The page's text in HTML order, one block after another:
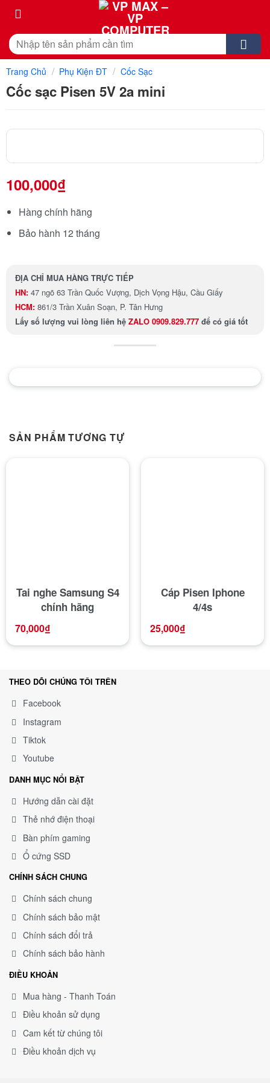
Skip
content
Tìm
kiếm:
Trang Chủ / Phụ Kiện ĐT / Cốc Sạc
Cốc sạc Pisen 5V 2a mini
100,000₫
Hàng chính hãng
Bảo hành 12 tháng
ĐỊA CHỈ MUA HÀNG TRỰC TIẾP
HN:47 ngõ 63 Trần Quốc Vượng, Dịch Vọng Hậu, Cầu Giấy
HCM: 861/3 Trần Xuân Soạn, P. Tân Hưng
Lấy số lượng vui lòng liên hệ ZALO 0909.829.777để có giá tốt
SẢN PHẨM TƯƠNG TỰ
Tai nghe Samsung S4
chính hãng
70,000₫
Cáp Pisen Iphone
4/4s
25,000₫
THEO DÕI CHÚNG TÔI TRÊN
Facebook
Instagram
Tiktok
Youtube
DANH MỤC NỔI BẬT
Hướng dẫn cài đặt
Thẻ nhớ điện thoại
Bàn phím gaming
Ổ cứng SSD
CHÍNH SÁCH CHUNG
Chính sách chung
Chính sách bảo mật
Chính sách đổi trả
Chính sách bảo hành
ĐIỀU KHOẢN
Mua hàng - Thanh Toán
Điều khoản sử dụng
Cam kết từ chúng tôi
Điều khoản dịch vụ